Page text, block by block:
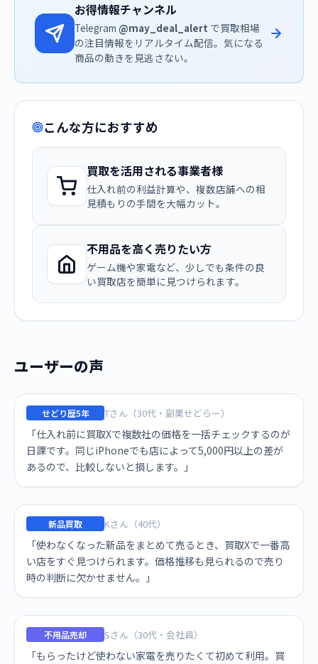
お得情報チャンネル
Telegram @may_deal_alert で買取相場
の注目情報をリアルタイム配信。気になる
商品の動きを見逃さない。
こんな方におすすめ
買取を活用される事業者様
仕入れ前の利益計算や、複数店舗への相
見積もりの手間を大幅カット。
不用品を高く売りたい方
ゲーム機や家電など、少しでも条件の良
い買取店を簡単に見つけられます。
ユーザーの声
せどり歴5年 Tさん（30代・副業せどらー）
「仕入れ前に買取Xで複数社の価格を一括チェックするのが
日課です。同じiPhoneでも店によって5,000円以上の差が
あるので、比較しないと損します。」
新品買取 Kさん（40代）
「使わなくなった新品をまとめて売るとき、買取Xで一番高
い店をすぐ見つけられます。価格推移も見られるので売り
時の判断に欠かせません。」
不用品売却 Sさん（30代・会社員）
「もらったけど使わない家電を売りたくて初めて利用。買